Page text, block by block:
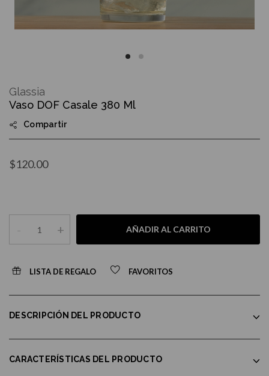
the
beginning
the
images
Vaso DOF Casale 380 Ml
Compartir
$120.00
- + AÑADIR AL CARRITO
LISTA DE REGALO FAVORITOS
Glassia
DESCRIPCIÓN DEL PRODUCTO
CARACTERÍSTICAS DEL PRODUCTO